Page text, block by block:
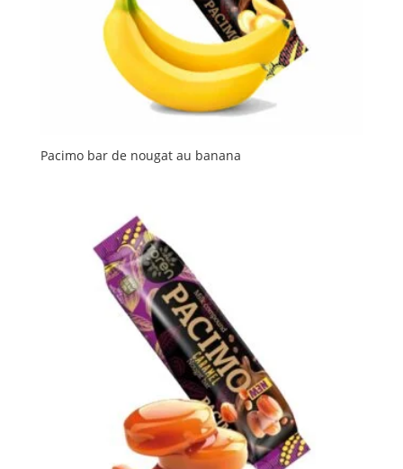
Pacimo bar de nougat au banana